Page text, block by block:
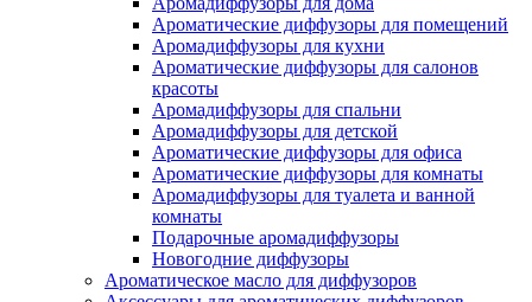
Ароматические диффузоры для помещений
Аромадиффузоры для кухни
Ароматические диффузоры для салонов
красоты
Аромадиффузоры для спальни
Аромадиффузоры для детской
Ароматические диффузоры для офиса
Ароматические диффузоры для комнаты
Аромадиффузоры для туалета и ванной
комнаты
Подарочные аромадиффузоры
Новогодние диффузоры
Ароматическое масло для диффузоров